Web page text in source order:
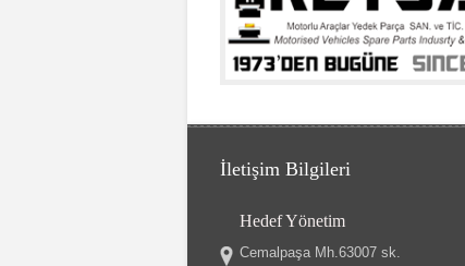
İletişim Bilgileri
Hedef Yönetim
Cemalpaşa Mh.63007 sk.